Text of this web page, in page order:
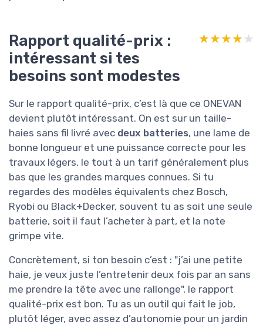
Rapport qualité-prix :
intéressant si tes
besoins sont modestes
★★★★★
★★★★★
Sur le rapport qualité-prix, c’est là que ce ONEVAN
devient plutôt intéressant. On est sur un taille-
haies sans fil livré avec deux batteries, une lame de
bonne longueur et une puissance correcte pour les
travaux légers, le tout à un tarif généralement plus
bas que les grandes marques connues. Si tu
regardes des modèles équivalents chez Bosch,
Ryobi ou Black+Decker, souvent tu as soit une seule
batterie, soit il faut l’acheter à part, et la note
grimpe vite.
Concrètement, si ton besoin c’est : "j’ai une petite
haie, je veux juste l’entretenir deux fois par an sans
me prendre la tête avec une rallonge", le rapport
qualité-prix est bon. Tu as un outil qui fait le job,
plutôt léger, avec assez d’autonomie pour un jardin